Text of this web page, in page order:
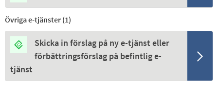
Övriga e-tjänster (1)
Skicka in förslag på ny e-tjänst eller
förbättringsförslag på befintlig e-
tjänst